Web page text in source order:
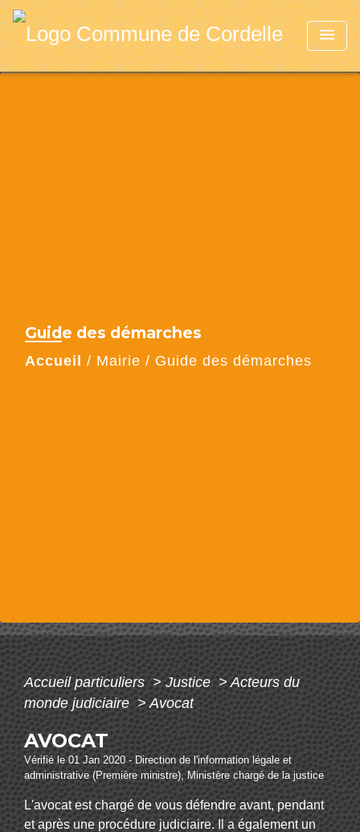
menu
Guide des démarches
Accueil / Mairie / Guide des démarches
Accueil particuliers> Justice> Acteurs du
monde judiciaire> Avocat
AVOCAT
Vérifié le 01 Jan 2020 - Direction de l'information légale et
administrative (Première ministre), Ministère chargé de la justice
L'avocat est chargé de vous défendre avant, pendant
et après une procédure judiciaire. Il a également un